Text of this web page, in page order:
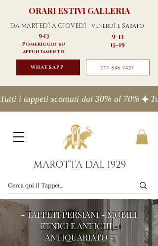
ORARI ESTIVI GALLERIA
DA MARTEDÌ A GIOVEDÌ venerdÌ e Sabato
9-13
Pomeriggio su
appuntamento
9-13
15-19
WHATSAPP 011 646 7427
Tutti i tappeti scontati dal 30% al 70%
MAROTTA DAL 1929
- TAPPETI PERSIANI - MOBILI
ETNICI E ANTICHI -
ANTIQUARIATO -